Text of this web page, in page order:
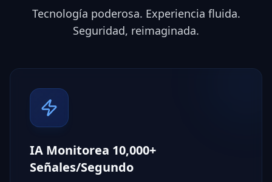
Tecnología poderosa. Experiencia fluida.
Seguridad, reimaginada.
IA Monitorea 10,000+
Señales/Segundo